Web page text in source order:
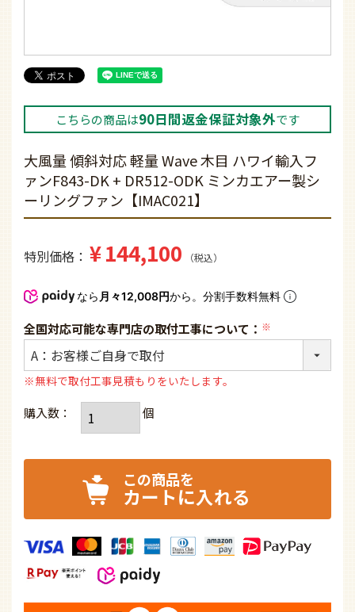
こちらの商品は90日間返金保証対象外です
大風量 傾斜対応 軽量 Wave 木目 ハワイ輸入フ
ァンF843-DK + DR512-ODK ミンカエアー製シ
ーリングファン【IMAC021】
特別価格 ¥144,100 税込
なら 月々12,008円から。分割手数料無料
全国対応可能な専門店の取付工事について：
(必
※無料で取付工事見積もりをいたします。
カートに入れる